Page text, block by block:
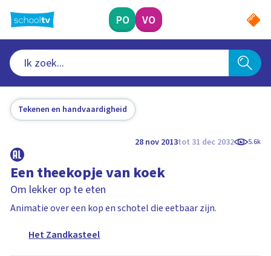
naar
hoofdinhoud
PO VO
Tekenen en handvaardigheid
28 nov 2013tot 31 dec 2032 5.6k
Een theekopje van koek
Om lekker op te eten
Animatie over een kop en schotel die eetbaar zijn.
Het Zandkasteel